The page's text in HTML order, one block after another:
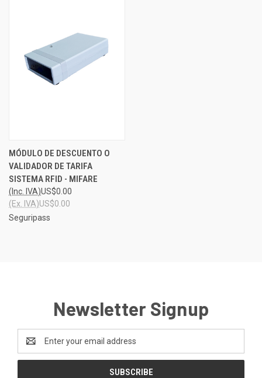
MÓDULO DE DESCUENTO O
VALIDADOR DE TARIFA
SISTEMA RFID - MIFARE
US$0.00
(Inc. IVA)
US$0.00
(Ex. IVA)
Seguripass
Newsletter Signup
Address